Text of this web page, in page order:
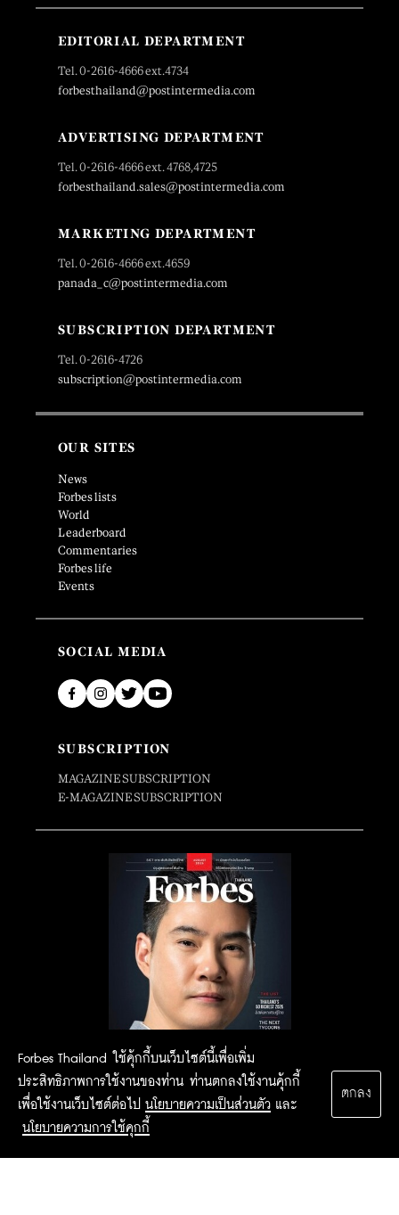
Forbes Thailand ใช้คุ้กกี้บนเว็บไซต์นี้เพื่อเพิ่ม
ประสิทธิภาพการใช้งานของท่าน ท่านตกลงใช้งานคุ้กกี้
เพื่อใช้งานเว็บไซต์ต่อไป นโยบายความเป็นส่วนตัว และ
นโยบายความการใช้คุกกี้
ตกลง
EDITORIAL DEPARTMENT
Tel. 0-2616-4666 ext.4734
forbesthailand@postintermedia.com
ADVERTISING DEPARTMENT
Tel. 0-2616-4666 ext. 4768,4725
forbesthailand.sales@postintermedia.com
MARKETING DEPARTMENT
Tel. 0-2616-4666 ext.4659
panada_c@postintermedia.com
SUBSCRIPTION DEPARTMENT
Tel. 0-2616-4726
subscription@postintermedia.com
OUR SITES
News
Forbes lists
World
Leaderboard
Commentaries
Forbes life
Events
SOCIAL MEDIA
SUBSCRIPTION
MAGAZINE SUBSCRIPTION
E-MAGAZINE SUBSCRIPTION
2015 Forbesthailand.com ALL RIGHTS RESERVED